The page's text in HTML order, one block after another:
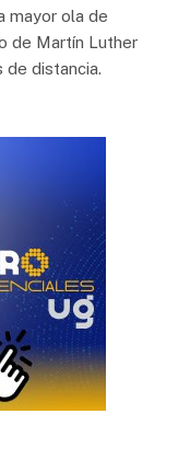
mayor ola de
de Martín Luther
de distancia.